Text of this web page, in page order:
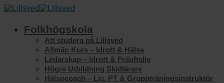
Skip
contentFolkhögskola
Att studera på Lillsved
Allmän Kurs – Idrott & Hälsa
Ledarskap – Idrott & Friluftsliv
Högre Utbildning Skidlärare
Hälsocoach – Lic. PT & Gruppträningsinstruktör